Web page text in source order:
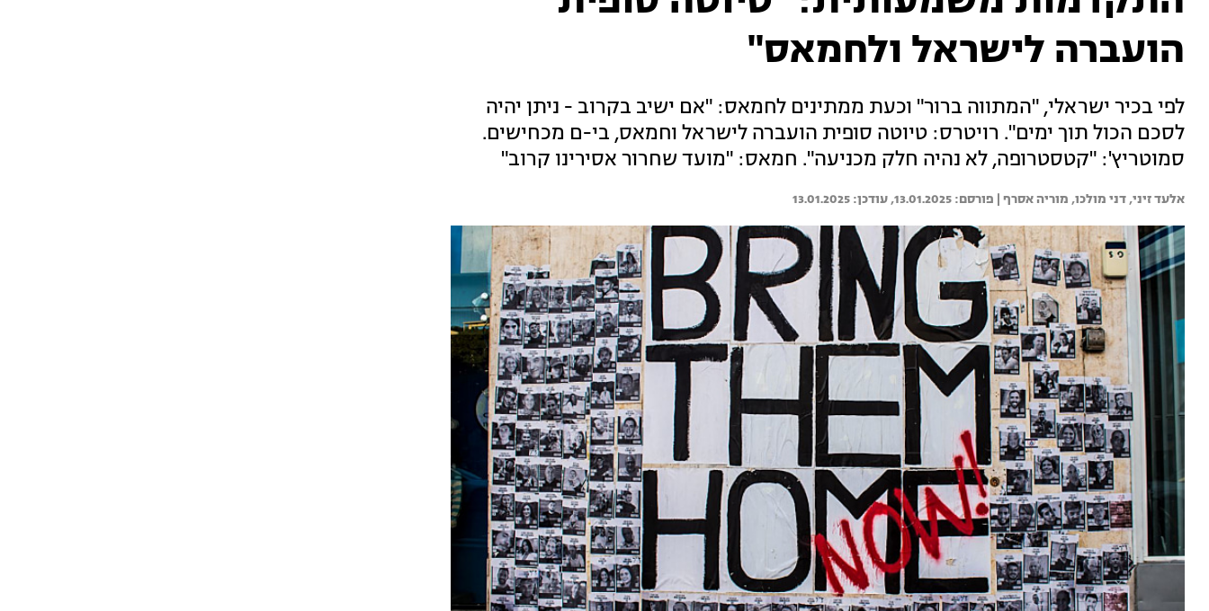
הועברה לישראל ולחמאס"
לפי בכיר ישראלי, "המתווה ברור" וכעת ממתינים לחמאס: "אם ישיב בקרוב - ניתן יהיה
לסכם הכול תוך ימים". רויטרס: טיוטה סופית הועברה לישראל וחמאס, בי-ם מכחישים.
סמוטריץ': "קטסטרופה, לא נהיה חלק מכניעה". חמאס: "מועד שחרור אסירינו קרוב"
אלעד זיני, דני מולכו, מוריה אסרף | 13.01.2025
13.01.2025